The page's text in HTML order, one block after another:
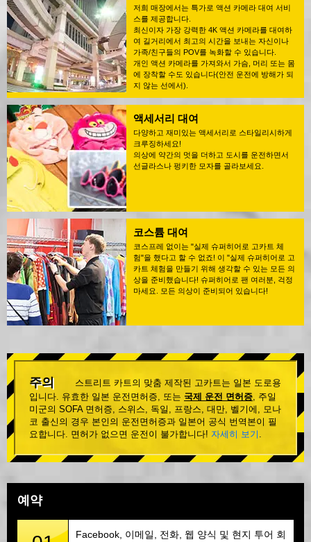
저희 매장에서는 특가로 액션 카메라 대여 서비
스를 제공합니다.
최신이자 가장 강력한 4K 액션 카메라를 대여하
여 길거리에서 최고의 시간을 보내는 자신이나
가족/친구들의 POV를 녹화할 수 있습니다.
개인 액션 카메라를 가져와서 가슴, 머리 또는 몸
에 장착할 수도 있습니다(안전 운전에 방해가 되
지 않는 선에서).
액세서리 대여
다양하고 재미있는 액세서리로 스타일리시하게
크루징하세요!
의상에 약간의 멋을 더하고 도시를 운전하면서
선글라스나 펑키한 모자를 골라보세요.
코스튬 대여
코스프레 없이는 "실제 슈퍼히어로 고카트 체
험"을 했다고 할 수 없죠! 이 "실제 슈퍼히어로 고
카트 체험을 만들기 위해 생각할 수 있는 모든 의
상을 준비했습니다! 슈퍼히어로 팬 여러분, 걱정
마세요. 모든 의상이 준비되어 있습니다!
주의
스트리트 카트의 맞춤 제작된 고카트는 일본 도로용
입니다. 유효한 일본 운전면허증, 또는 국제 운전 면허증, 주일
미군의 SOFA 면허증, 스위스, 독일, 프랑스, 대만, 벨기에, 모나
코 출신의 경우 본인의 운전면허증과 일본어 공식 번역본이 필
요합니다. 면허가 없으면 운전이 불가합니다! 자세히 보기 .
예약
Facebook, 이메일, 전화, 웹 양식 및 현지 투어 회